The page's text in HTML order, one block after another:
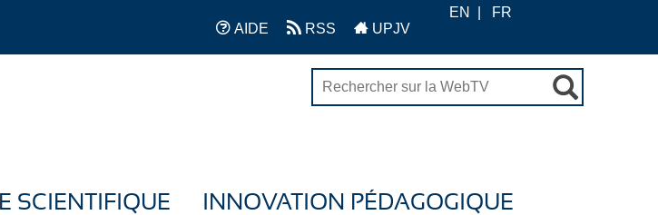
AIDE RSS UPJV
EN FR
SCIENTIFIQUE
INNOVATION PÉDAGOGIQUE